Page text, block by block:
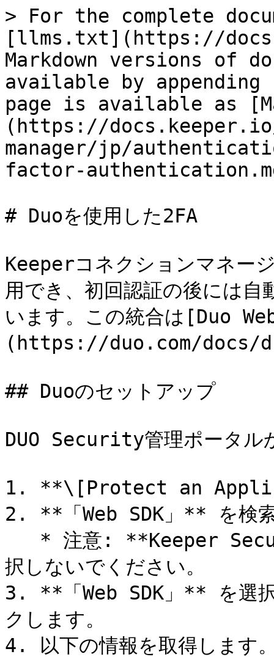
> For the complete
[llms.txt](https://
Markdown versions of
available by
page is available as
(https://
manager/jp/
factor-
# Duoを使用した2FA
Keeperコネクションマネー
用でき、初回認証の後には自
います。この統合は[Duo
(https://duo.com/docs/
## Duoのセットアップ
DUO Security管理ポータル
1. **\[Protect an
2. **「Web SDK」** を検
択しないでください。
3. **「Web SDK」** を
クします。
4. 以下の情報を取得します